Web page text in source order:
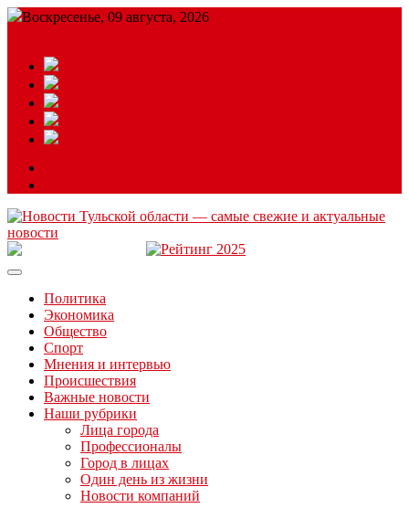
Воскресенье, 09 августа, 2026
Читайте последние новости дня в Тульской области на сайте
Политика
Экономика
Общество
Спорт
Мнения и интервью
Происшествия
Важные новости
Наши рубрики
Лица города
Профессионалы
Город в лицах
Один день из жизни
Новости компаний